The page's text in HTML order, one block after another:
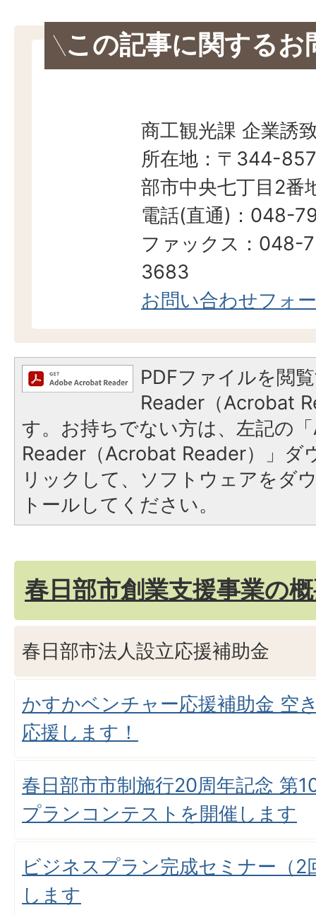
この記事に関するお
商工観光課 企業誘
所在地：〒344-
部市中央七丁目2番
電話(直通)：048-
ファックス：048-
3683
お問い合わせフォ
PDFファイルを閲
Reader（Acrobat
す。お持ちでない方は、左記の
Reader（Acrobat Reader）」ダ
リックして、ソフトウェアをダ
トールしてください。
春日部市創業支援事業の
春日部市法人設立応援補助金
かすかベンチャー応援補助金 空
応援します！
春日部市市制施行20周年記念 第
プランコンテストを開催します
ビジネスプラン完成セミナー（2
します